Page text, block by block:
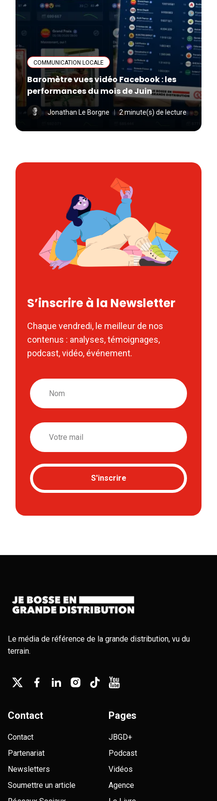
COMMUNICATION LOCALE
Baromètre vues vidéo Facebook : les
performances du mois de Juin
Jonathan Le Borgne 2 minute(s) de lecture
S’inscrire à la Newsletter
Chaque vendredi, le meilleur de nos
contenus : analyses, témoignages,
podcast, vidéo, événement.
Nom
Email
S'inscrire
Le média de référence de la grande distribution, vu du
terrain.
Contact
Contact
Partenariat
Newsletters
Soumettre un article
Pages
JBGD+
Podcast
Vidéos
Agence